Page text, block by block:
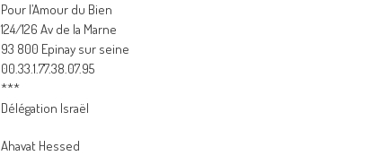
Pour l’Amour du Bien
124/126 Av de la Marne
93 800 Epinay sur seine
00.33.1.77.38.07.95
***
Délégation Israël
Ahavat Hessed